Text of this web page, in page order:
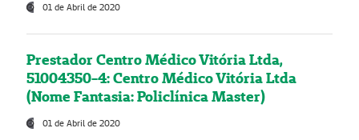
01 de Abril de 2020
Prestador Centro Médico Vitória Ltda,
51004350-4: Centro Médico Vitória Ltda
(Nome Fantasia: Policlínica Master)
01 de Abril de 2020